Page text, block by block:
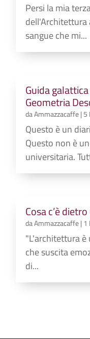
Persi la mia
dell'Architettura
sangue che mi...
Guida
Geometria
daAmmazzacaffe| 5
Questo è un
Questo non è
universitaria.
Cosa c’è
daAmmazzacaffe| 1
"L'architettura
che suscita
di...